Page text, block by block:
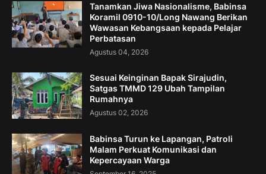
Tanamkan Jiwa Nasionalisme, Babinsa
Koramil 0910-10/Long Nawang Berikan
Wawasan Kebangsaan kepada Pelajar
Perbatasan
Agustus 04, 2026
Sesuai Keinginan Bapak Sirajudin,
Satgas TMMD 129 Ubah Tampilan
Rumahnya
Agustus 02, 2026
Babinsa Turun ke Lapangan, Patroli
Malam Perkuat Komunikasi dan
Kepercayaan Warga